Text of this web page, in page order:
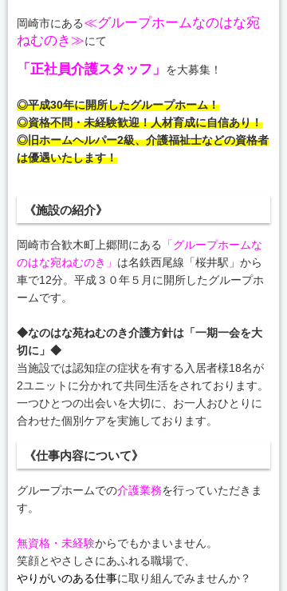
岡崎市にある≪グループホームなのはな宛
ねむのき≫にて
「正社員介護スタッフ」 を大募集！
◎平成30年に開所したグループホーム！
◎資格不問・未経験歓迎！人材育成に自信あり！
◎旧ホームヘルパー2級、介護福祉士などの資格者
は優遇いたします！
《施設の紹介》
岡崎市合歓木町上郷間にある
「グループホームな
のはな宛ねむのき」 は名鉄西尾線「桜井駅」から
車で12分。平成３０年５月に開所したグループホ
ームです。
◆なのはな苑ねむのき介護方針は「一期一会を大
切に」◆
当施設では認知症の症状を有する入居者様18名が
2ユニットに分かれて共同生活をされております。
一つひとつの出会いを大切に、お一人おひとりに
合わせた個別ケアを実施しております。
《仕事内容について》
グループホームでの介護業務を行っていただきま
す。
無資格・未経験からでもかまいません。
笑顔とやさしさにあふれる職場で、
やりがいのある仕事に取り組んでみませんか？